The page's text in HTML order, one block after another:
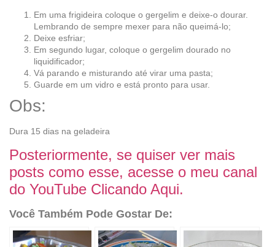
Em uma frigideira coloque o gergelim e deixe-o dourar.
Lembrando de sempre mexer para não queimá-lo;
Deixe esfriar;
Em segundo lugar, coloque o gergelim dourado no
liquidificador;
Vá parando e misturando até virar uma pasta;
Guarde em um vidro e está pronto para usar.
Obs:
Dura 15 dias na geladeira
Posteriormente, se quiser ver mais
posts como esse, acesse o meu canal
do YouTube Clicando Aqui.
Você Também Pode Gostar De: